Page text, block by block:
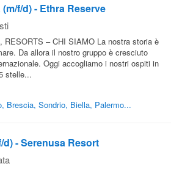
f/d) - Ethra Reserve
RESORTS – CHI SIAMO La nostra storia è
Da allora il nostro gruppo è cresciuto
Oggi accogliamo i nostri ospiti in
stelle...
Brescia, Sondrio, Biella, Palermo...
- Serenusa Resort